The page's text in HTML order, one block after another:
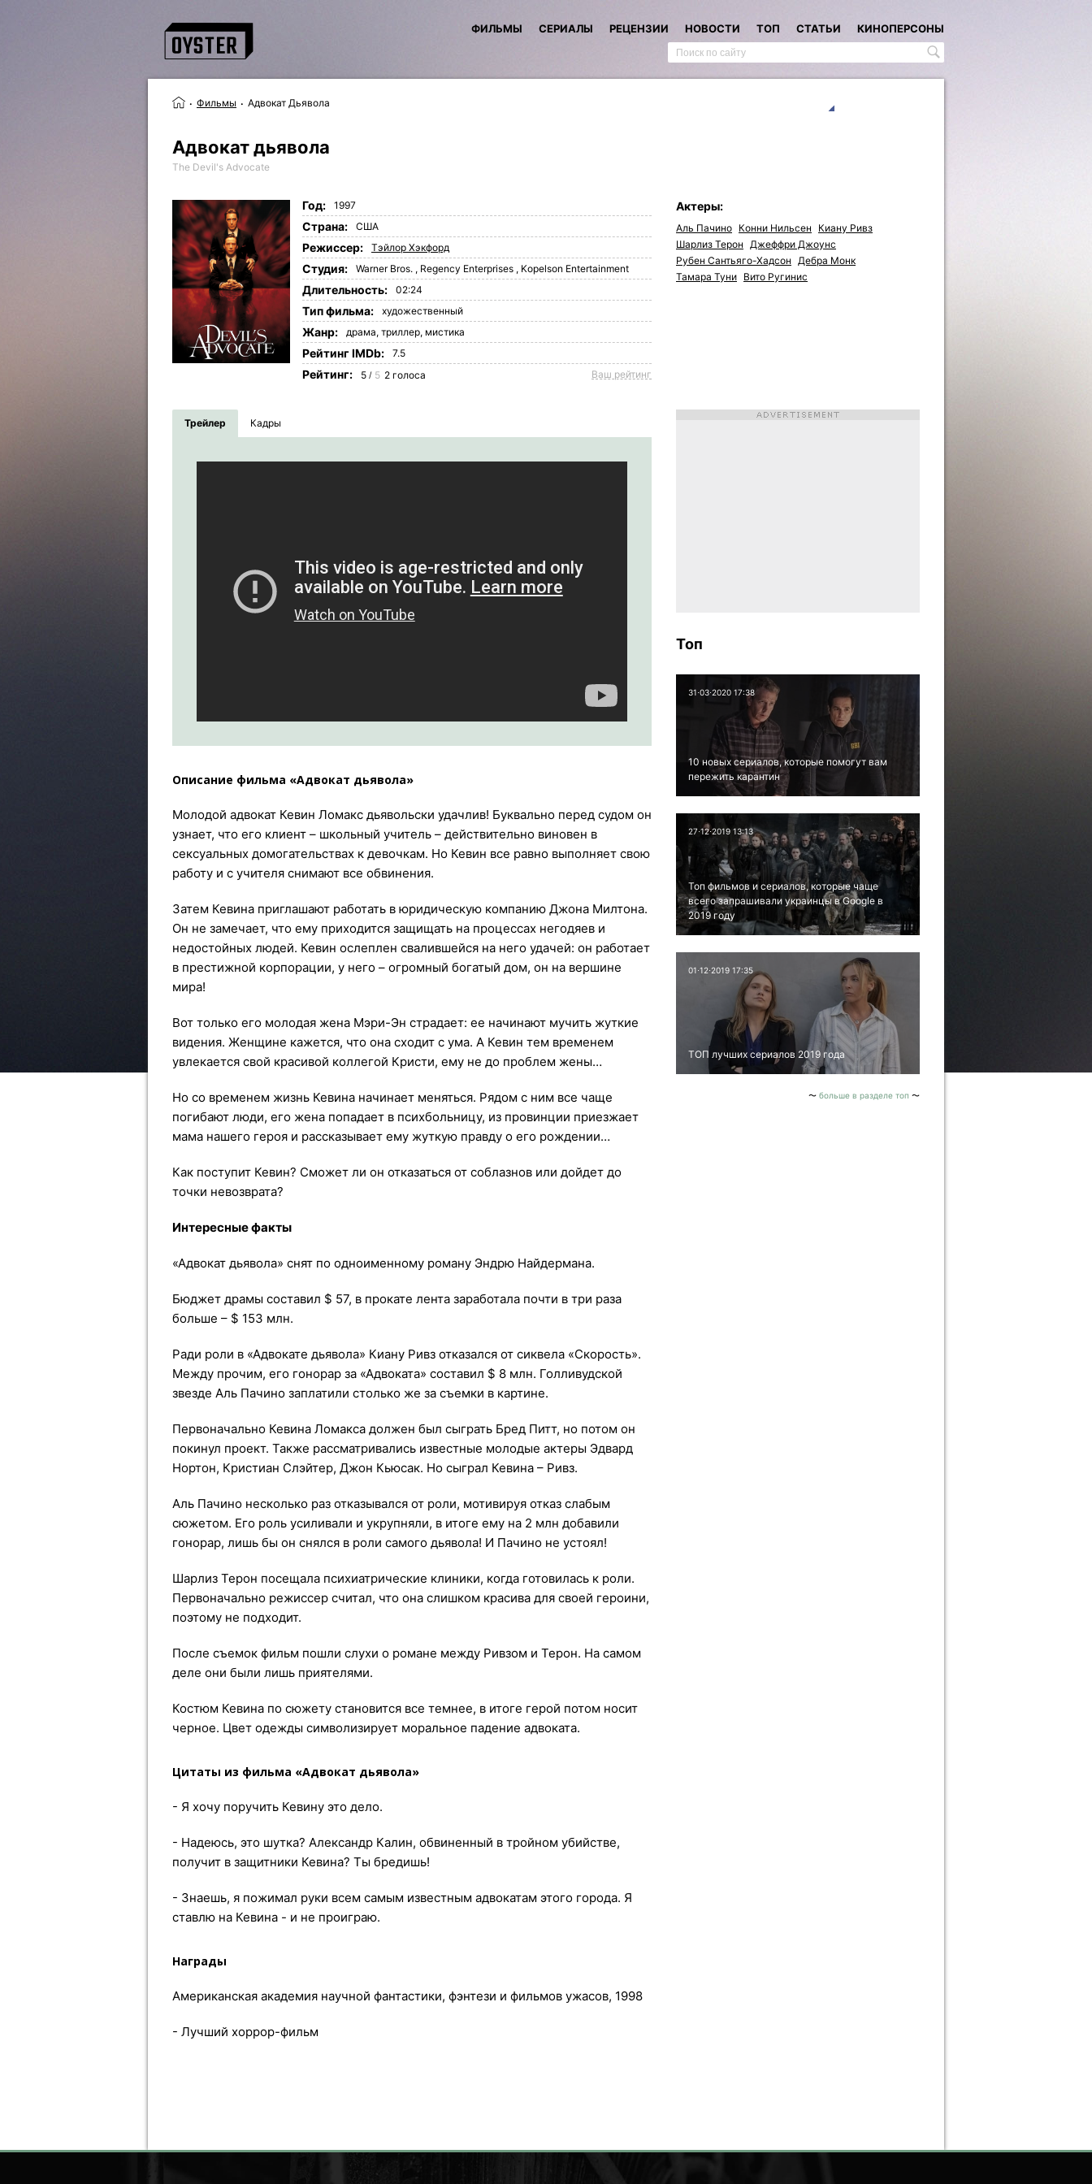
ФИЛЬМЫ СЕРИАЛЫ РЕЦЕНЗИИ НОВОСТИ ТОП СТАТЬИ КИНОПЕРСОНЫ
Фильмы Адвокат Дьявола
Адвокат дьявола
The Devil's Advocate
Год: 1997
Страна: США
Режиссер: Тэйлор Хэкфорд
Студия: Warner Bros. , Regency Enterprises , Kopelson Entertainment
Длительность: 02:24
Tип фильма: художественный
Жанр: драма, триллер, мистика
Рейтинг IMDb: 7.5
Рейтинг: 5 / 5 2 голоса Ваш рейтинг
Актеры:
Аль Пачино Конни Нильсен
Киану Ривз
Шарлиз Терон
Джеффри Джоунс
Рубен Сантьяго-Хадсон
Дебра Монк
Тамара Туни Вито Ругинис
Трейлер Кадры
Описание фильма «Адвокат дьявола»
Молодой адвокат Кевин Ломакс дьявольски удачлив! Буквально перед судом он
узнает, что его клиент – школьный учитель – действительно виновен в
сексуальных домогательствах к девочкам. Но Кевин все равно выполняет свою
работу и с учителя снимают все обвинения.
Затем Кевина приглашают работать в юридическую компанию Джона Милтона.
Он не замечает, что ему приходится защищать на процессах негодяев и
недостойных людей. Кевин ослеплен свалившейся на него удачей: он работает
в престижной корпорации, у него – огромный богатый дом, он на вершине
мира!
Вот только его молодая жена Мэри-Эн страдает: ее начинают мучить жуткие
видения. Женщине кажется, что она сходит с ума. А Кевин тем временем
увлекается свой красивой коллегой Кристи, ему не до проблем жены…
Но со временем жизнь Кевина начинает меняться. Рядом с ним все чаще
погибают люди, его жена попадает в психбольницу, из провинции приезжает
мама нашего героя и рассказывает ему жуткую правду о его рождении…
Как поступит Кевин? Сможет ли он отказаться от соблазнов или дойдет до
точки невозврата?
Интересные факты
«Адвокат дьявола» снят по одноименному роману Эндрю Найдермана.
Бюджет драмы составил $ 57, в прокате лента заработала почти в три раза
больше – $ 153 млн.
Ради роли в «Адвокате дьявола» Киану Ривз отказался от сиквела «Скорость».
Между прочим, его гонорар за «Адвоката» составил $ 8 млн. Голливудской
звезде Аль Пачино заплатили столько же за съемки в картине.
Первоначально Кевина Ломакса должен был сыграть Бред Питт, но потом он
покинул проект. Также рассматривались известные молодые актеры Эдвард
Нортон, Кристиан Слэйтер, Джон Кьюсак. Но сыграл Кевина – Ривз.
Аль Пачино несколько раз отказывался от роли, мотивируя отказ слабым
сюжетом. Его роль усиливали и укрупняли, в итоге ему на 2 млн добавили
гонорар, лишь бы он снялся в роли самого дьявола! И Пачино не устоял!
Шарлиз Терон посещала психиатрические клиники, когда готовилась к роли.
Первоначально режиссер считал, что она слишком красива для своей героини,
поэтому не подходит.
После съемок фильм пошли слухи о романе между Ривзом и Терон. На самом
деле они были лишь приятелями.
Костюм Кевина по сюжету становится все темнее, в итоге герой потом носит
черное. Цвет одежды символизирует моральное падение адвоката.
Цитаты из фильма «Адвокат дьявола»
- Я хочу поручить Кевину это дело.
- Надеюсь, это шутка? Александр Калин, обвиненный в тройном убийстве,
получит в защитники Кевина? Ты бредишь!
- Знаешь, я пожимал руки всем самым известным адвокатам этого города. Я
ставлю на Кевина - и не проиграю.
Награды
Американская академия научной фантастики, фэнтези и фильмов ужасов, 1998
- Лучший хоррор-фильм
Топ
31⋅03⋅2020 17:38
10 новых сериалов, которые помогут вам
пережить карантин
27⋅12⋅2019 13:13
Топ фильмов и сериалов, которые чаще
всего запрашивали украинцы в Google в
2019 году
01⋅12⋅2019 17:35
ТОП лучших сериалов 2019 года
больше в разделе топ